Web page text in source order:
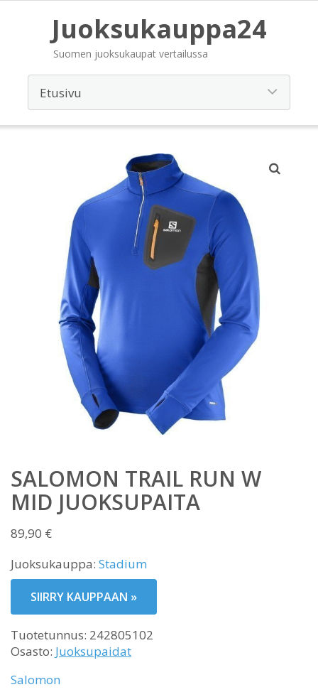
Juoksukauppa24
Suomen juoksukaupat vertailussa
SALOMON TRAIL RUN W
MID JUOKSUPAITA
89,90 €
Juoksukauppa: Stadium
SIIRRY KAUPPAAN »
Tuotetunnus: 242805102
Osasto: Juoksupaidat
Salomon